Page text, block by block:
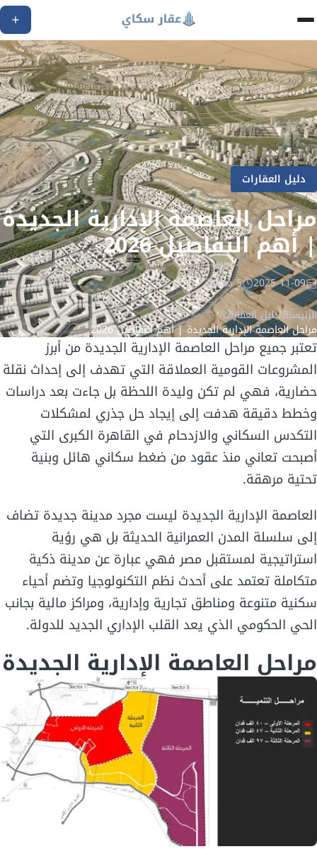
دليل العقارات
مراحل العاصمة الإدارية الجديدة
| أهم التفاصيل 2026
2025-11-09 5 دقائق
الرئيسية/دليل العقارات/
مراحل العاصمة الإدارية الجديدة | أهم التفاصيل 2026
تعتبر جميع مراحل العاصمة الإدارية الجديدة من أبرز
المشروعات القومية العملاقة التي تهدف إلى إحداث نقلة
حضارية، فهي لم تكن وليدة اللحظة بل جاءت بعد دراسات
وخطط دقيقة هدفت إلى إيجاد حل جذري لمشكلات
التكدس السكاني والازدحام في القاهرة الكبرى التي
أصبحت تعاني منذ عقود من ضغط سكاني هائل وبنية
تحتية مرهقة.
العاصمة الإدارية الجديدة ليست مجرد مدينة جديدة تضاف
إلى سلسلة المدن العمرانية الحديثة بل هي رؤية
استراتيجية لمستقبل مصر فهي عبارة عن مدينة ذكية
متكاملة تعتمد على أحدث نظم التكنولوجيا وتضم أحياء
سكنية متنوعة ومناطق تجارية وإدارية، ومراكز مالية بجانب
الحي الحكومي الذي يعد القلب الإداري الجديد للدولة.
مراحل العاصمة الإدارية الجديدة